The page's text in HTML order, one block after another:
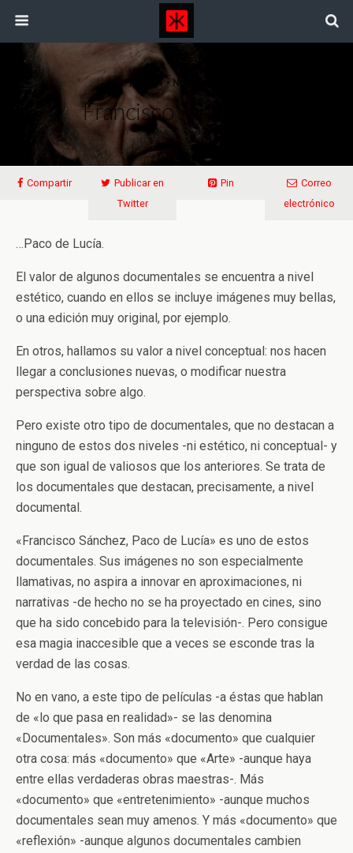
11/11/2011 • No Comments
Francisco Sánchez…
Compartir
Publicar en
Twitter
Pin
Correo
electrónico
…Paco de Lucía.
El valor de algunos documentales se encuentra a nivel
estético, cuando en ellos se incluye imágenes muy bellas,
o una edición muy original, por ejemplo.
En otros, hallamos su valor a nivel conceptual: nos hacen
llegar a conclusiones nuevas, o modificar nuestra
perspectiva sobre algo.
Pero existe otro tipo de documentales, que no destacan a
ninguno de estos dos niveles -ni estético, ni conceptual- y
que son igual de valiosos que los anteriores. Se trata de
los documentales que destacan, precisamente, a nivel
documental.
«Francisco Sánchez, Paco de Lucía» es uno de estos
documentales. Sus imágenes no son especialmente
llamativas, no aspira a innovar en aproximaciones, ni
narrativas -de hecho no se ha proyectado en cines, sino
que ha sido concebido para la televisión-. Pero consigue
esa magia inaccesible que a veces se esconde tras la
verdad de las cosas.
No en vano, a este tipo de películas -a éstas que hablan
de «lo que pasa en realidad»- se las denomina
«Documentales». Son más «documento» que cualquier
otra cosa: más «documento» que «Arte» -aunque haya
entre ellas verdaderas obras maestras-. Más
«documento» que «entretenimiento» -aunque muchos
documentales sean muy amenos. Y más «documento» que
«reflexión» -aunque algunos documentales cambien